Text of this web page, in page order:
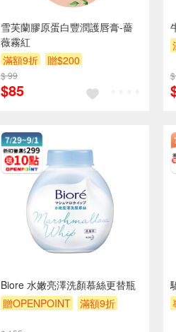
雪芙蘭膠原蛋白豐潤護唇膏-薔
薇霧紅
滿額9折
贈$200
$ 99
$85
Biore 水嫩亮澤洗顏慕絲更替瓶
贈OPENPOINT
滿額9折